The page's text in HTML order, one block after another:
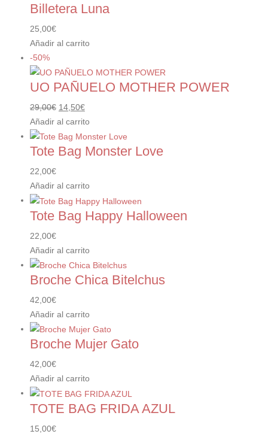
Billetera Luna
25,00€
Añadir al carrito
-50%
UO PAÑUELO MOTHER POWER
29,00€ El
precio
original
era:
14,50€El
precio
actual
es:
Añadir al carrito
Tote Bag Monster Love
22,00€
Añadir al carrito
Tote Bag Happy Halloween
22,00€
Añadir al carrito
Broche Chica Bitelchus
42,00€
Añadir al carrito
Broche Mujer Gato
42,00€
Añadir al carrito
TOTE BAG FRIDA AZUL
15,00€